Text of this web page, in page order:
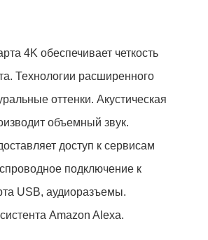
4K обеспечивает четкость
Технологии расширенного
оттенки. Акустическая
объемный звук.
доступ к сервисам
подключение к
USB, аудиоразъемы.
Amazon Alexa.